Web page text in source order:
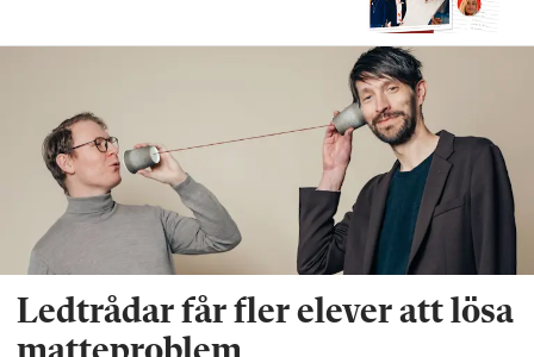
Ledtrådar får fler elever att lösa